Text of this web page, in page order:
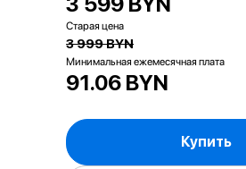
Старая цена
3 999 BYN
Минимальная ежемесячная плата
91.06 BYN
Купить